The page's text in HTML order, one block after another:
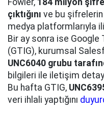
Fowler, 184 milyon
çıktığını ve bu şifrelerin
medya platformlarıyla
Bir ay sonra ise
(GTIG), kurumsal
UNC6040 grubu
bilgileri ile iletişim
Bu hafta GTIG,
veri ihlali yaptığını